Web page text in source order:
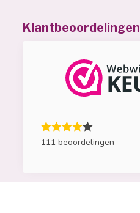
Klantbeoordelingen
111 beoordelingen